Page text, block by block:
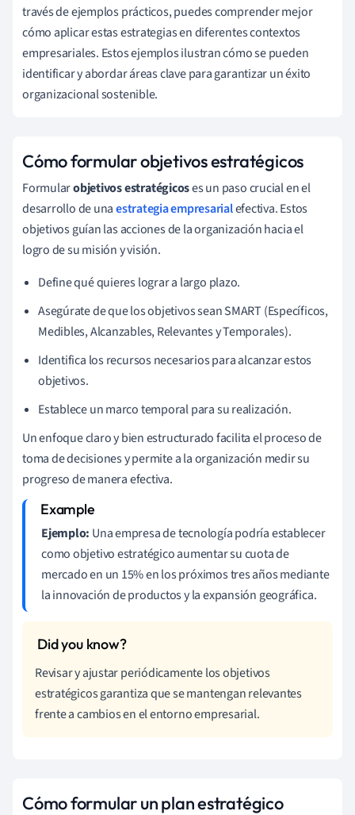
través de ejemplos prácticos, puedes comprender mejor
cómo aplicar estas estrategias en diferentes contextos
empresariales. Estos ejemplos ilustran cómo se pueden
identificar y abordar áreas clave para garantizar un éxito
organizacional sostenible.
Cómo formular objetivos estratégicos
Formularobjetivos estratégicoses un paso crucial en el
desarrollo de unaestrategia empresarialefectiva. Estos
objetivos guían las acciones de la organización hacia el
logro de su misión y visión.
Define qué quieres lograr a largo plazo.
Asegúrate de que los objetivos sean SMART (Específicos,
Medibles, Alcanzables, Relevantes y Temporales).
Identifica los recursos necesarios para alcanzar estos
objetivos.
Establece un marco temporal para su realización.
Un enfoque claro y bien estructurado facilita el proceso de
toma de decisiones y permite a la organización medir su
progreso de manera efectiva.
Ejemplo: Una empresa de tecnología podría establecer
como objetivo estratégico aumentar su cuota de
mercado en un 15% en los próximos tres años mediante
la innovación de productos y la expansión geográfica.
Revisar y ajustar periódicamente los objetivos
estratégicos garantiza que se mantengan relevantes
frente a cambios en el entorno empresarial.
Cómo formular un plan estratégico